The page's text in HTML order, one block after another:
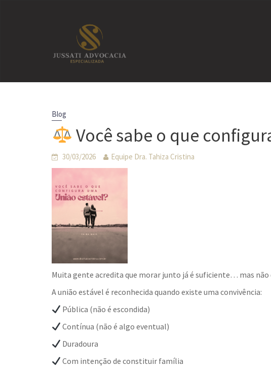
Blog
Você sabe o que
30/03/2026 Equipe Dra. Tahiza Cristina
Muita gente acredita que morar junto já é suficiente… mas não
A união estável é reconhecida quando existe uma convivência:
Pública (não é escondida)
Contínua (não é algo eventual)
Duradoura
Com intenção de constituir família